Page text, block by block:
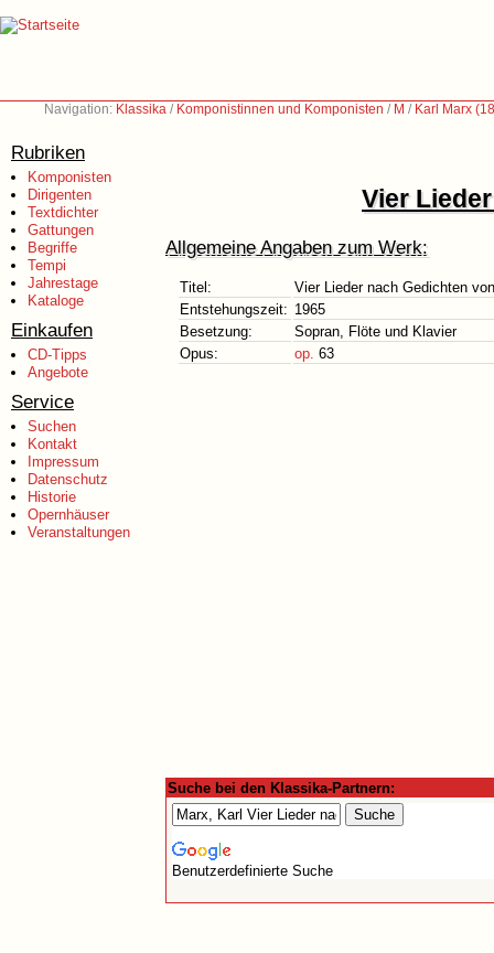
Navigation: Klassika / Komponistinnen und Komponisten / M / Karl Marx
Rubriken
Komponisten
Dirigenten
Textdichter
Gattungen
Begriffe
Tempi
Jahrestage
Kataloge
Einkaufen
CD-Tipps
Angebote
Service
Suchen
Kontakt
Impressum
Datenschutz
Historie
Opernhäuser
Veranstaltungen
Vier
Allgemeine Angaben zum Werk:
Titel:
Vier Lieder nach Gedichten
Entstehungszeit: 1965
Besetzung:
Sopran, Flöte und Klavier
Opus:
op. 63
Suche bei den Klassika-Partnern:
Benutzerdefinierte Suche